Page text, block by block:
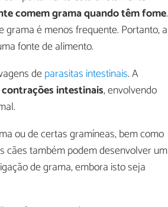
comem grama quando têm fome.
grama é menos frequente. Portanto, a
fonte de alimento.
deparasitas intestinais. A
intestinais, envolvendo
ou de certas gramíneas, bem como
cães também podem desenvolver um
de grama, embora isto seja